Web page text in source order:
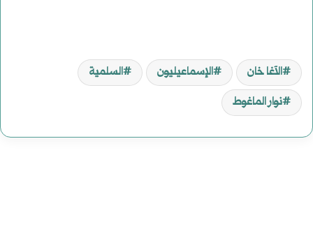
الآغا خان الإسماعيليون
السلمية
نوار الماغوط